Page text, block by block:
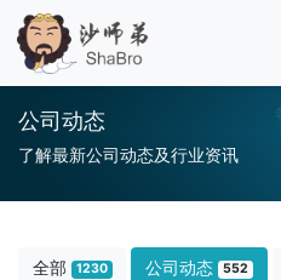
公司动态
了解最新公司动态及行业资讯
全部 1230 公司动态 552